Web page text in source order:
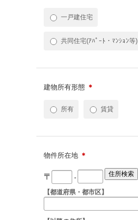
一戸建住宅
共同住宅(ｱﾊﾟｰﾄ・ﾏﾝｼｮﾝ等)
建物所有形態 ＊
所有 賃貸
物件所在地 ＊
〒
-
【都道府県・都市区】